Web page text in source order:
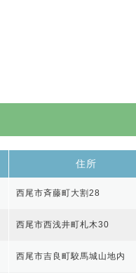
住所
西尾市斉藤町大割28
西尾市西浅井町札木30
西尾市吉良町駮馬城山地内